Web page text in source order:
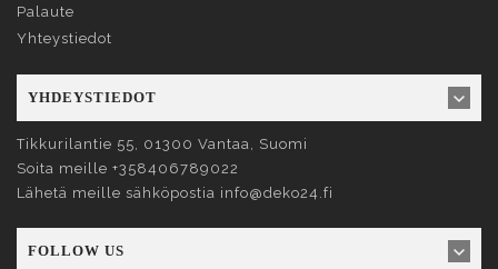
Palaute
Yhteystiedot
YHDEYSTIEDOT
Tikkurilantie 55, 01300 Vantaa, Suomi
Soita meille +358406789022
Lähetä meille sähköpostia info@deko24.fi
FOLLOW US